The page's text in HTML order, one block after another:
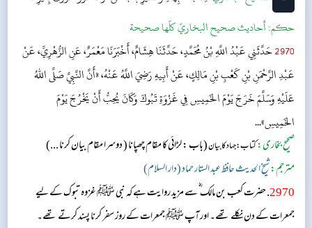
حکم:أحاديث صحيح البخاريّ كلّها صحيحة
2970حَدَّثَنِي عَبْدُ اللَّهِ بْنُ مُحَمَّدٍ، حَدَّثَنَا هِشَامٌ، أَخْبَرَنَا مَعْمَرٌ، عَنِ الزُّهْرِيِّ، عَنْ
عَبْدِ الرَّحْمَنِ بْنِ كَعْبِ بْنِ مَالِكٍ، عَنْ أَبِيهِ رَضِيَ اللَّهُ عَنْهُ، «أَنَّ النَّبِيَّ صَلَّى اللهُ
عَلَيْهِ وَسَلَّمَ خَرَجَ يَوْمَ الخَمِيسِ فِي غَزْوَةِ تَبُوكَ وَكَانَ يُحِبُّ أَنْ يَخْرُجَ يَوْمَ
الخَمِيسِ»...
صحیح بخاری:کتاب: جہاد کا بیان(باب : لڑائی کا مقام چھپانا ( دوسرا مقام بیان کرنا ...)
مترجم:شیخ الحدیث حافظ عبد الستار حماد (دار السلام)
2970. حضرت کعب بن مالک ؓ سے مزید روایت ہے کہ نبی ﷺ غزوہ تبوک کے لیے
جمعرات کے دن نکلے تھے۔ اور آپ ﷺ جمعرات کے روز سفر کرنا پسند کرتے تھے۔